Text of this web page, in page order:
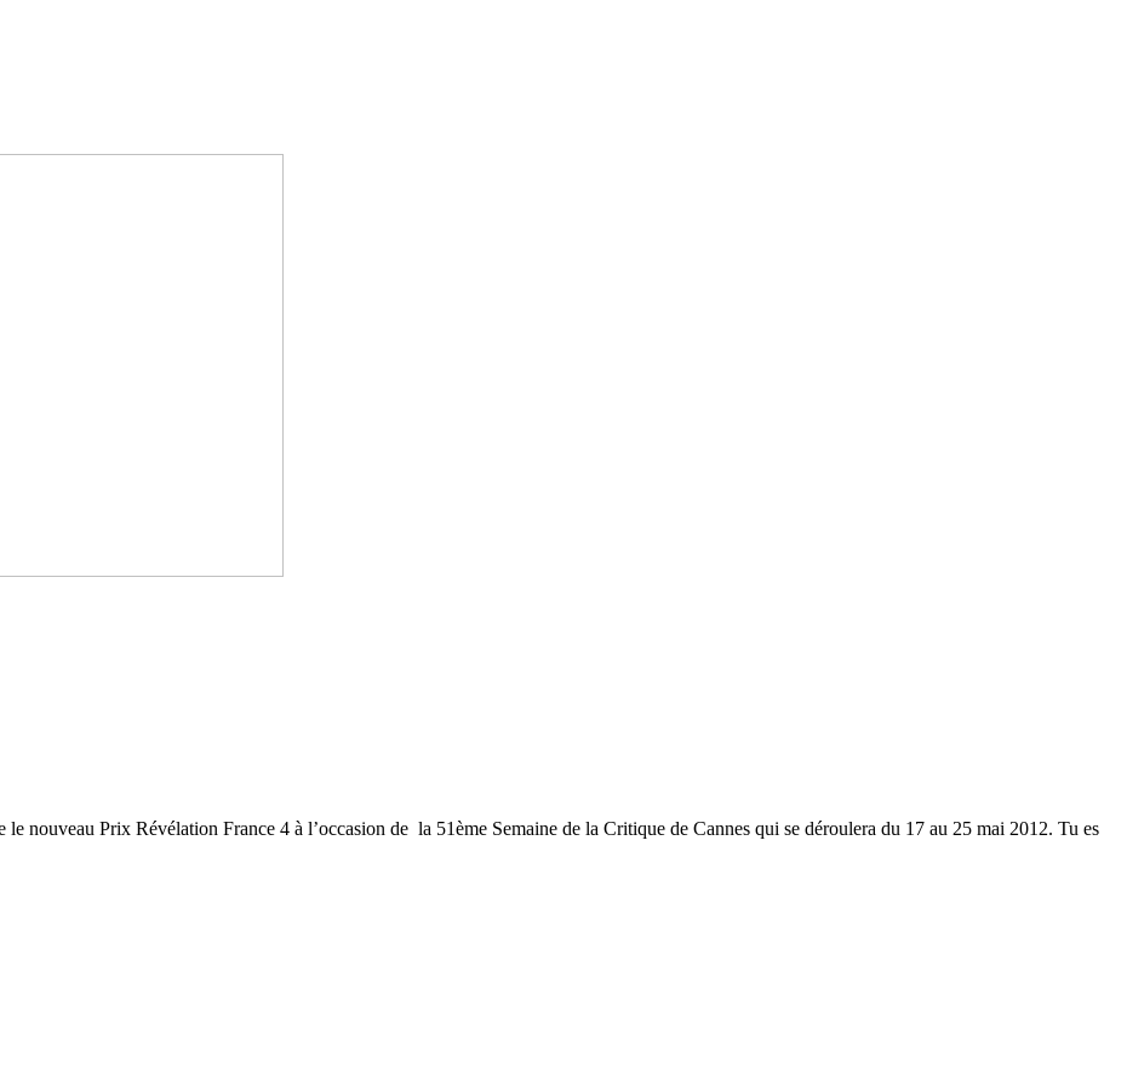
le nouveau Prix Révélation France 4 à l’occasion de la 51ème Semaine de la Critique de Cannes qui se déroulera du 17 au 25 mai 2012. Tu es